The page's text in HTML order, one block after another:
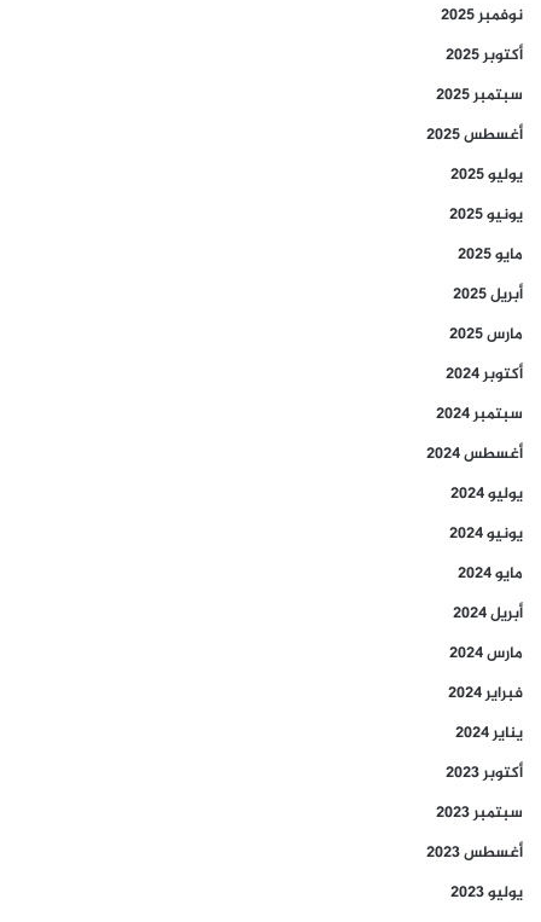
نوفمبر 2025
أكتوبر 2025
سبتمبر 2025
أغسطس 2025
يوليو 2025
يونيو 2025
مايو 2025
أبريل 2025
مارس 2025
أكتوبر 2024
سبتمبر 2024
أغسطس 2024
يوليو 2024
يونيو 2024
مايو 2024
أبريل 2024
مارس 2024
فبراير 2024
يناير 2024
أكتوبر 2023
سبتمبر 2023
أغسطس 2023
يوليو 2023